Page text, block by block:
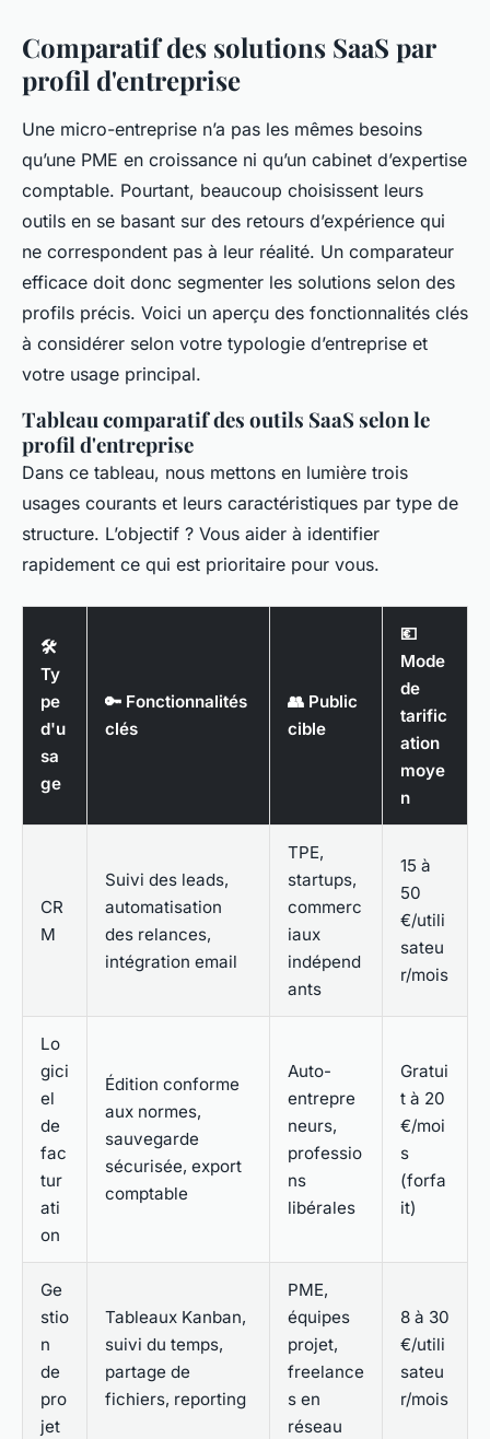
Comparatif des solutions SaaS par
profil d'entreprise
Une micro-entreprise n’a pas les mêmes besoins
qu’une PME en croissance ni qu’un cabinet d’expertise
comptable. Pourtant, beaucoup choisissent leurs
outils en se basant sur des retours d’expérience qui
ne correspondent pas à leur réalité. Un comparateur
efficace doit donc segmenter les solutions selon des
profils précis. Voici un aperçu des fonctionnalités clés
à considérer selon votre typologie d’entreprise et
votre usage principal.
Tableau comparatif des outils SaaS selon le
profil d'entreprise
Dans ce tableau, nous mettons en lumière trois
usages courants et leurs caractéristiques par type de
structure. L’objectif ? Vous aider à identifier
rapidement ce qui est prioritaire pour vous.
🛠️
Ty
pe
d'u
sa
ge
🔑 Fonctionnalités
clés
👥 Public
cible
💶
Mode
de
tarific
ation
moye
n
CR
M
Suivi des leads,
automatisation
des relances,
intégration email
TPE,
startups,
commerc
iaux
indépend
ants
15 à
50
€/utili
sateu
r/mois
Lo
gici
el
de
fac
tur
ati
on
Édition conforme
aux normes,
sauvegarde
sécurisée, export
comptable
Auto-
entrepre
neurs,
professio
ns
libérales
Gratui
t à 20
€/moi
s
(forfa
it)
Ge
stio
n
de
pro
jet
Tableaux Kanban,
suivi du temps,
partage de
fichiers, reporting
PME,
équipes
projet,
freelance
s en
réseau
8 à 30
€/utili
sateu
r/mois